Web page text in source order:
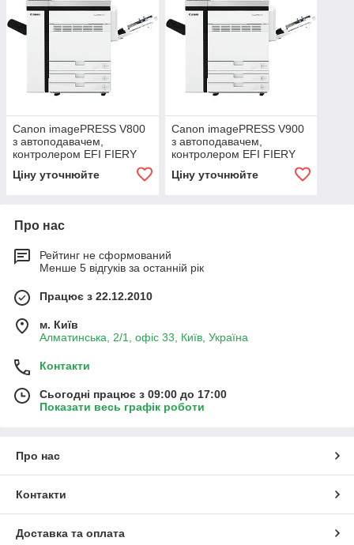
Canon imagePRESS V800
з автоподавачем,
контролером EFI FIERY
Ціну уточнюйте
Canon imagePRESS V900
з автоподавачем,
контролером EFI FIERY
Ціну уточнюйте
Про нас
Рейтинг не сформований
Менше 5 відгуків за останній рік
Працює з 22.12.2010
м. Київ
Алматинська, 2/1, офіс 33, Київ, Україна
Контакти
Сьогодні працює з 09:00 до 17:00
Показати весь графік роботи
Про нас
Контакти
Доставка та оплата